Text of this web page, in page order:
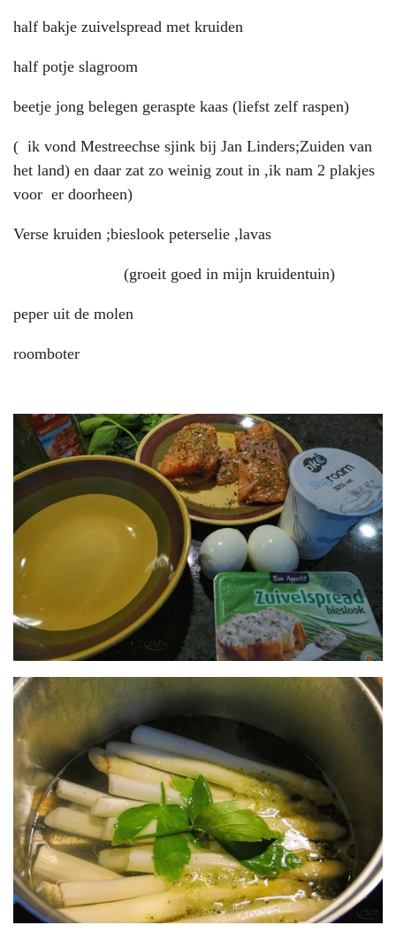
half bakje zuivelspread met kruiden
half potje slagroom
beetje jong belegen geraspte kaas (liefst zelf raspen)
( ik vond Mestreechse sjink bij Jan Linders;Zuiden van
het land) en daar zat zo weinig zout in ,ik nam 2 plakjes
voor er doorheen)
Verse kruiden ;bieslook peterselie ,lavas
(groeit goed in mijn kruidentuin)
peper uit de molen
roomboter